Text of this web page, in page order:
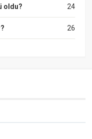
24
oldu?
26